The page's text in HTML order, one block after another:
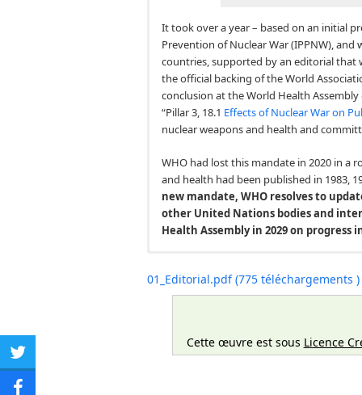
It took over a year – based on an initial
Prevention of Nuclear War (IPPNW),
countries, supported by an editorial that
the official backing of the World
conclusion at the World Health
“Pillar 3, 18.1 Effects of Nuclear War on
nuclear weapons and health and
WHO had lost this mandate in 2020 in a
and health had been published in 1983,
new mandate, WHO resolves to
other United Nations bodies and
Health Assembly in 2029 on
internationale des médecins pour la
énergique de l’IPPNW et d’un certain
des revues médicales du monde entier,
rédacteurs médicaux (WAME) – pour
de la santé du 26 mai 2025, lorsque 86
01_Editorial.pdf (775 téléchargements )
Cette œuvre est sous Licence
Share